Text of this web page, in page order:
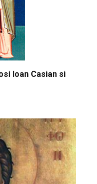
Ioan Casian si